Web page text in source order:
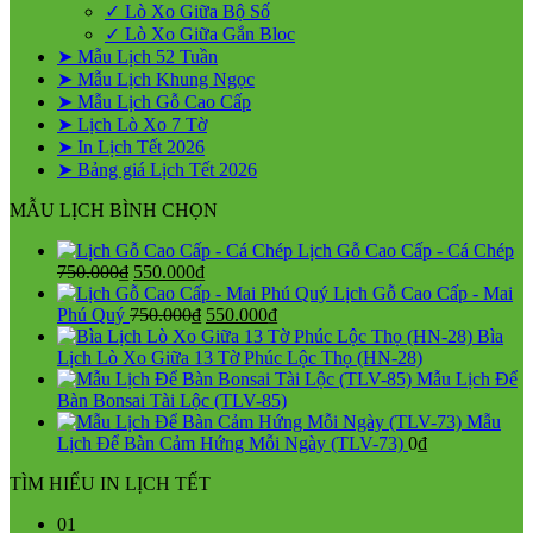
✓ Lò Xo Giữa Bộ Số
✓ Lò Xo Giữa Gắn Bloc
➤ Mẫu Lịch 52 Tuần
➤ Mẫu Lịch Khung Ngọc
➤ Mẫu Lịch Gỗ Cao Cấp
➤ Lịch Lò Xo 7 Tờ
➤ In Lịch Tết 2026
➤ Bảng giá Lịch Tết 2026
MẪU LỊCH BÌNH CHỌN
Lịch Gỗ Cao Cấp - Cá Chép
750.000₫ Giá
gốc
là:
750.000₫.
550.000₫Giá
hiện
tại
là:
550.000₫.
Lịch Gỗ Cao Cấp - Mai
Phú Quý 750.000₫ Giá
gốc
là:
750.000₫.
550.000₫Giá
hiện
tại
là:
550.000₫.
Bìa
Lịch Lò Xo Giữa 13 Tờ Phúc Lộc Thọ (HN-28)
Mẫu Lịch Để
Bàn Bonsai Tài Lộc (TLV-85)
Mẫu
Lịch Để Bàn Cảm Hứng Mỗi Ngày (TLV-73) 0₫
TÌM HIỂU IN LỊCH TẾT
01